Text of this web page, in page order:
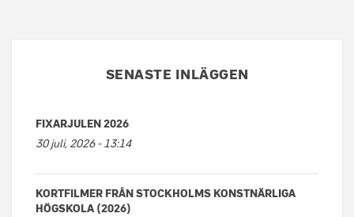
SENASTE INLÄGGEN
FIXARJULEN 2026
30 juli, 2026 - 13:14
KORTFILMER FRÅN STOCKHOLMS KONSTNÄRLIGA
HÖGSKOLA (2026)